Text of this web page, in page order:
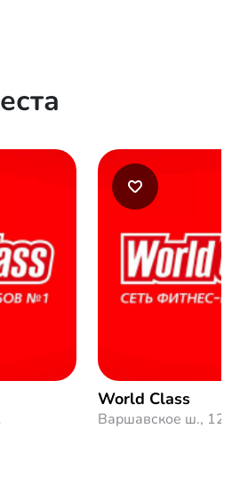
World Class
Варшавское ш.,